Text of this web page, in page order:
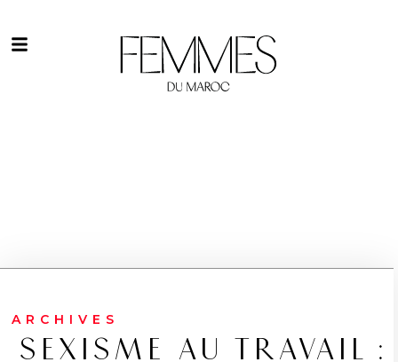
ARCHIVES
SEXISME AU TRAVAIL :